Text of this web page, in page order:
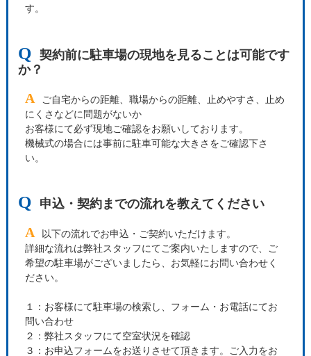
す。
Q
契約前に駐車場の現地を見ることは可能です
か？
A
ご自宅からの距離、職場からの距離、止めやすさ、止め
にくさなどに問題がないか
お客様にて必ず現地ご確認をお願いしております。
機械式の場合には事前に駐車可能な大きさをご確認下さ
い。
Q 申込・契約までの流れを教えてください
A
以下の流れでお申込・ご契約いただけます。
詳細な流れは弊社スタッフにてご案内いたしますので、ご
希望の駐車場がございましたら、お気軽にお問い合わせく
ださい。
１：お客様にて駐車場の検索し、フォーム・お電話にてお
問い合わせ
２：弊社スタッフにて空室状況を確認
３：お申込フォームをお送りさせて頂きます。ご入力をお